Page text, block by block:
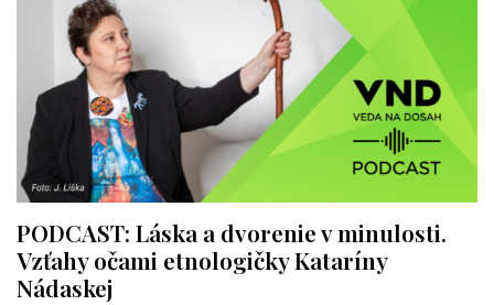
PODCAST: Láska a dvorenie v minulosti.
Vzťahy očami etnologičky Kataríny
Nádaskej